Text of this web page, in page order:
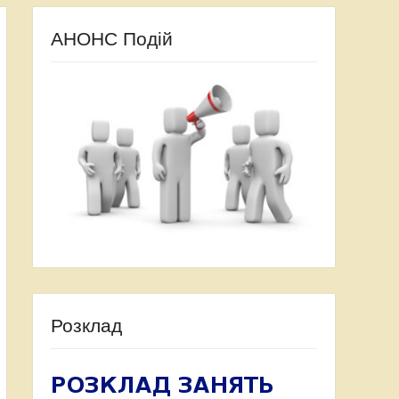
АНОНС Подій
Розклад